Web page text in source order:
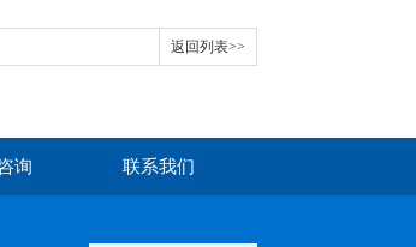
返回列表>>
询 联系我们